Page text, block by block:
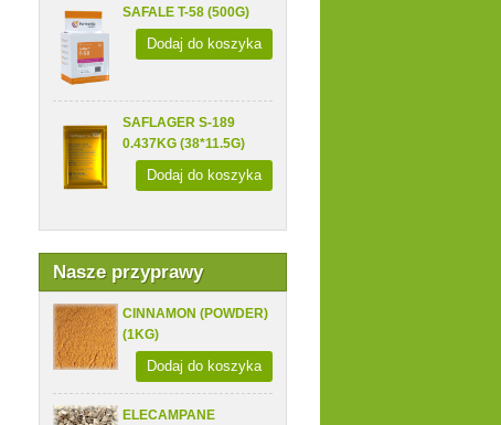
SAFALE T-58 (500G)
Dodaj do koszyka
SAFLAGER S-189
0.437KG (38*11.5G)
Dodaj do koszyka
Nasze przyprawy
CINNAMON (POWDER)
(1KG)
Dodaj do koszyka
ELECAMPANE